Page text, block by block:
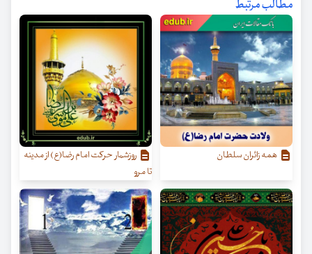
مطالب مرتبط
همه زائران سلطان
روزشمار حرکت امام رضا(ع) از مدینه
تا مرو